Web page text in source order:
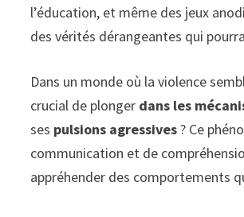
l’éducation, et même des jeux
des vérités dérangeantes qui
Dans un monde où laviolence
crucial de plonger dans les
ses pulsions agressives? Ce
communication et de
appréhender des comportements